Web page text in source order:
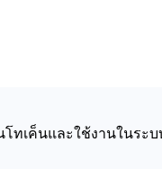
ทเค็นและใช้งานในระ